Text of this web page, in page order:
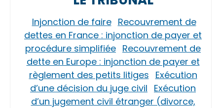
Injonction de faire Recouvrement de
dettes en France : injonction de payer et
procédure simplifiée Recouvrement de
dette en Europe : injonction de payer et
règlement des petits litiges Exécution
d’une décision du juge civil Exécution
d’un jugement civil étranger (divorce,